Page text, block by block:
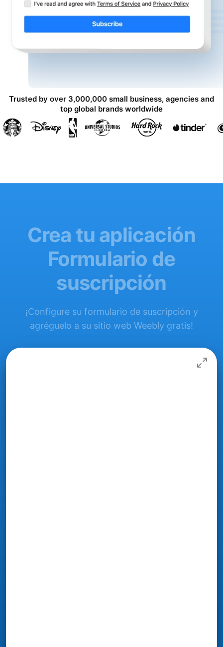
Trusted by over 3,000,000 small business, agencies and
top global brands worldwide
Crea tu aplicación
Formulario de
suscripción
¡Configure su formulario de suscripción y
agréguelo a su sitio web Weebly gratis!